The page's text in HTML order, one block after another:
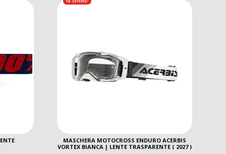
MASCHERA MOTOCROSS ENDURO ACERBIS
VORTEX BIANCA | LENTE TRASPARENTE ( 2027 )